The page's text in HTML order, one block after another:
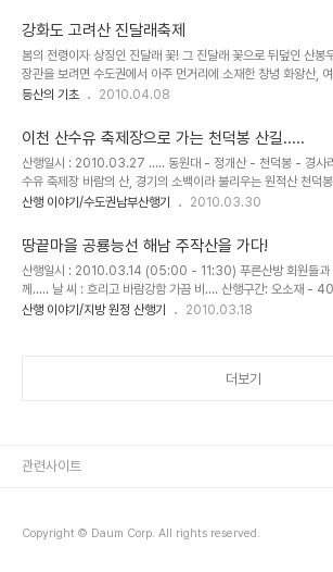
을 열어주며 송전지와 용인남부 일대의 조망이 시원한 곳..
군락을 만날수 있는 곳 청계산 원터골 진달래능선.....가벼운 차림
도 충분히 봄산행의 여유를 즐겨볼 수 있는 곳이다. 원터골에서 하
여 들머리로 진입후 우측이정표"서울시우수조망명소" 방향의
계단길을 따라 오르다 소나무숲을 지나면 금새 진달래 능선길이
달래 능선으로 진행하여 국사봉 진달래 능선으로 하산 하여도 좋
편 - 양재역 7번출구 4..
강화도 고려산 진달래축제
봄의 전령이자 상징인 진달래 꽃! 그 진달래 꽃으로 뒤덮인 산봉
장관을 보려면 수도권에서 아주 먼거리에 소재한 창녕 화왕산,
취산등으로 장거리 여행을 떠나야 했지만 수년전 부터 수도권에
있게 되었다. 덕분에 4월이면 강화도에서 조용히 펼쳐지는 진달
제와 등산을 동시에 즐길수 있게 되어 수도권 여행자들의 맘을 설
게 한다. 2010년 강화도 고려산 진달래 축제는 4월10일에 시작
4월25일 마감하게 되는데 등산코스는 국화리 마을회관에을 들
로 하여 고려산 정상을 우회하고 잔달래능선과 낙조봉을 지나 미
시간 30분 정도 소요되고 원점회귀가 가능한 ..
등산의 기초 2010.04.08
이천 산수유 축제장으로 가는 천덕봉 산길.....
산행일시 : 2010.03.27 ..... 동원대 - 정개산 - 천덕봉 - 경사
수유 축제장 바람의 산, 경기의 소백이라 불리우는 원적산 천덕봉
(634m)에서..... 이천 산수유 축제는 4월2일 부터 시작되기에
했던 곳. 이천 산수유 축제장으로 가는 천덕봉 산길.....
산행 이야기/수도권남부산행기 2010.03.30
땅끝마을 공룡능선 해남 주작산을 가다!
산행일시 : 2010.03.14 (05:00 - 11:30) 푸른산방 회원들과
께..... 날 씨 : 흐리고 바람강함 가끔 비.... 산행구간: 오소재 -
-412봉_427봉- 주작삼거리 - 작천소령 - 주작산휴양림 ( 약
아장성이라는 애칭으로 불리울정도로 아기자기한 암릉이 길게 이
알수 있다...
산행 이야기/지방 원정 산행기 2010.03.18
더보기
Copyright © Daum Corp. All rights reserved.
관련사이트